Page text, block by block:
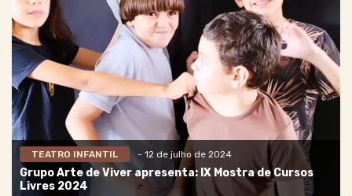
TEATRO INFANTIL - 12 de julho de 2024
Grupo Arte de Viver apresenta: IX Mostra de Cursos
Livres 2024